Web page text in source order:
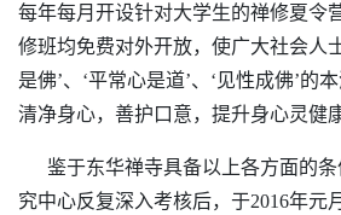
每年每月开设针对大学生的禅修夏令
修班均免费对外开放，使广大社会人
是佛’、‘平常心是道’、‘见性成佛’的
清净身心，善护口意，提升身心灵健康
鉴于东华禅寺具备以上各方面的条
究中心反复深入考核后，于2016年元